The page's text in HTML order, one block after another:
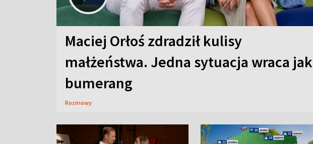
Maciej Orłoś zdradził kulisy
małżeństwa. Jedna sytuacja wraca jak
bumerang
Rozmowy